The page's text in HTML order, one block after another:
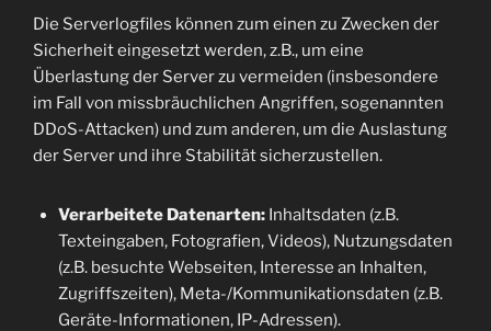
Die Serverlogfiles können zum einen zu Zwecken der
Sicherheit eingesetzt werden, z.B., um eine
Überlastung der Server zu vermeiden (insbesondere
im Fall von missbräuchlichen Angriffen, sogenannten
DDoS-Attacken) und zum anderen, um die Auslastung
der Server und ihre Stabilität sicherzustellen.
Verarbeitete Datenarten:Inhaltsdaten (z.B.
Texteingaben, Fotografien, Videos), Nutzungsdaten
(z.B. besuchte Webseiten, Interesse an Inhalten,
Zugriffszeiten), Meta-/Kommunikationsdaten (z.B.
Geräte-Informationen, IP-Adressen).